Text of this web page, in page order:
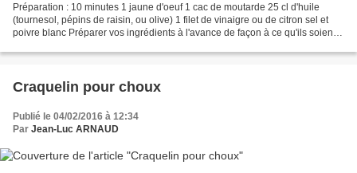
Préparation : 10 minutes 1 jaune d'oeuf 1 cac de moutarde 25 cl d'huile
(tournesol, pépins de raisin, ou olive) 1 filet de vinaigre ou de citron sel et
poivre blanc Préparer vos ingrédients à l'avance de façon à ce qu'ils soient
Craquelin pour choux
Publié le 04/02/2016 à 12:34
Par Jean-Luc ARNAUD